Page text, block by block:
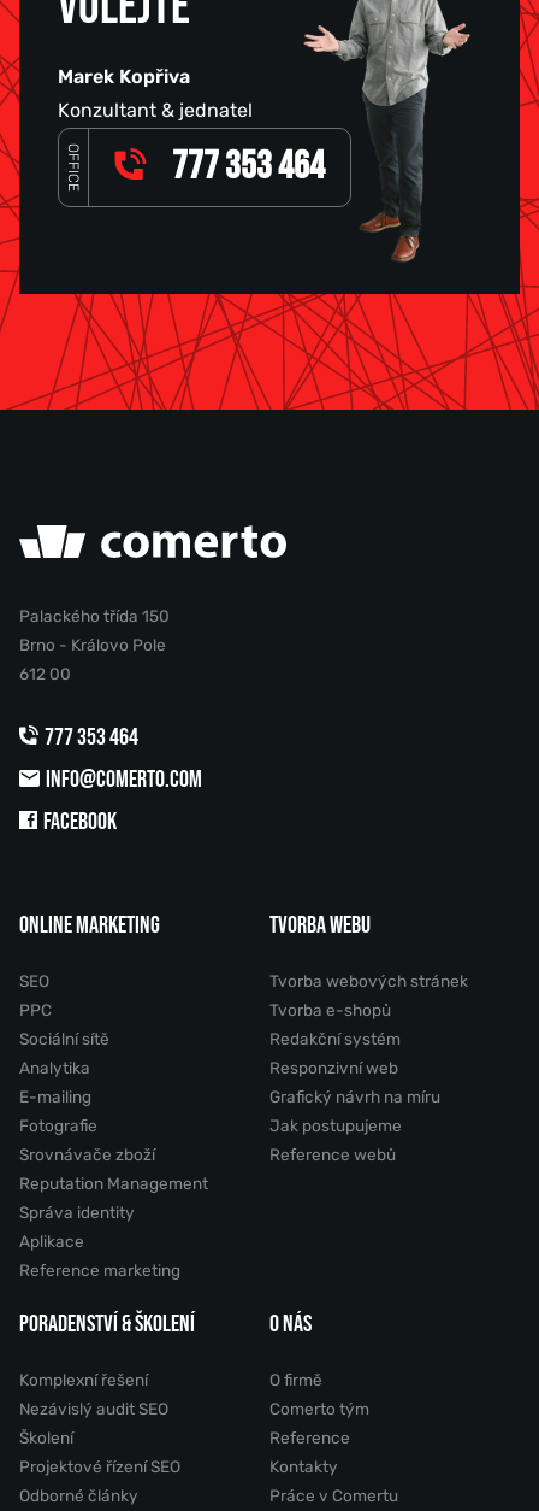
Marek Kopřiva
Konzultant & jednatel
OFFICE 777 353 464
Palackého třída 150
Brno - Královo Pole
612 00
777 353 464
INFO@COMERTO.COM
FACEBOOK
ONLINE MARKETING
SEO
PPC
Sociální sítě
Analytika
E-mailing
Fotografie
Srovnávače zboží
Reputation Management
Správa identity
Aplikace
Reference marketing
TVORBA WEBU
Tvorba webových stránek
Tvorba e-shopů
Redakční systém
Responzivní web
Grafický návrh na míru
Jak postupujeme
Reference webů
PORADENSTVÍ & ŠKOLENÍ
Komplexní řešení
Nezávislý audit SEO
Školení
Projektové řízení SEO
Odborné články
O NÁS
O firmě
Comerto tým
Reference
Kontakty
Práce v Comertu